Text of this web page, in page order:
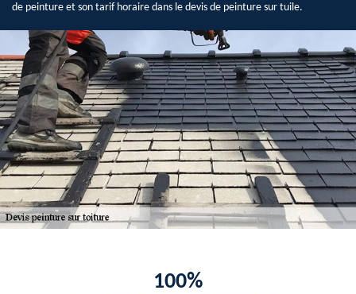
de peinture et son tarif horaire dans le devis de peinture sur tuile.
100%